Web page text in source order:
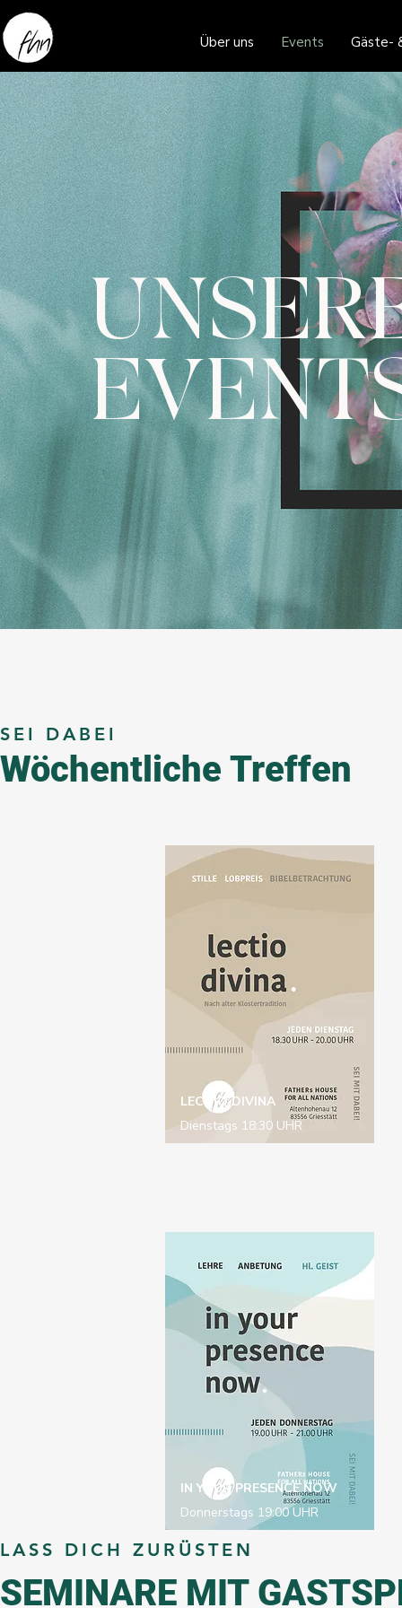
Über uns Events Gäste-
SEI DABEI
Wöchentliche Treffen
LECTIO DIVINA
Dienstags 18:30 UHR
IN YOUR PRESENCE NOW
Donnerstags 19:00 UHR
LASS DICH ZURÜSTEN
SEMINARE MIT